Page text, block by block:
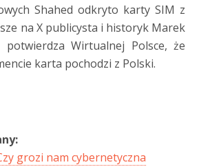
Shahed odkryto karty SIM z
na X publicysta i historyk Marek
potwierdza Wirtualnej Polsce, że
karta pochodzi z Polski.
grozi nam cybernetyczna